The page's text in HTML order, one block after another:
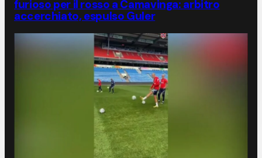
furioso per il rosso a Camavinga: arbitro
accerchiato, espulso Guler